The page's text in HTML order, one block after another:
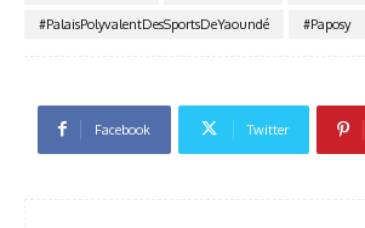
#PalaisPolyvalentDesSportsDeYaoundé
#Paposy
Facebook Twitter